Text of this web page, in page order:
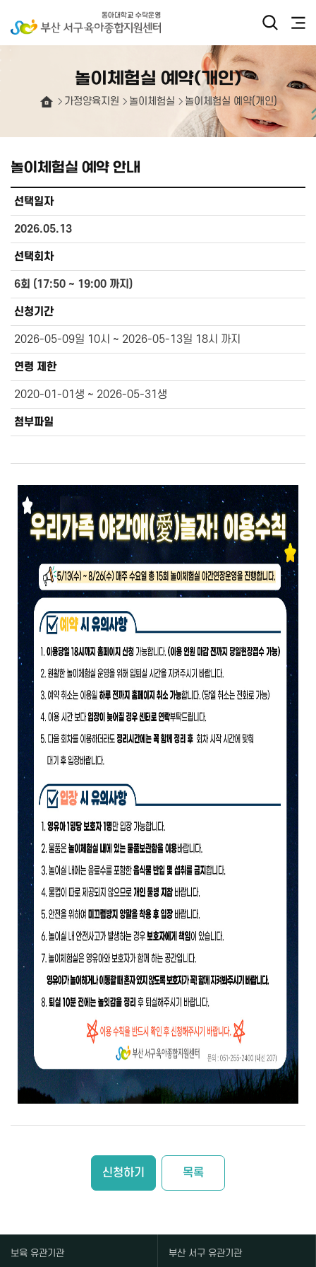
놀이체험실 예약(개인)
가정양육지원 놀이체험실 놀이체험실 예약(개인)
놀이체험실 예약 안내
선택일자
2026.05.13
선택회차
6회 (17:50 ~ 19:00 까지)
신청기간
2026-05-09일 10시 ~ 2026-05-13일 18시 까지
연령 제한
2020-01-01생 ~ 2026-05-31생
첨부파일
신청하기 목록
보육 유관기관 부산 서구 유관기관